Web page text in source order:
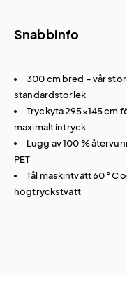
Snabbinfo
300 cm bred – vår
standardstorlek
Tryckyta 295×145 cm
maximalt intryck
Lugg av 100 %
PET
Tål maskintvätt 60 °C
högtryckstvätt